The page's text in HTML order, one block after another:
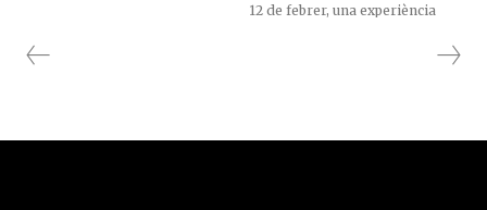
donar a conèixer una proposta
12 de febrer, una experiència